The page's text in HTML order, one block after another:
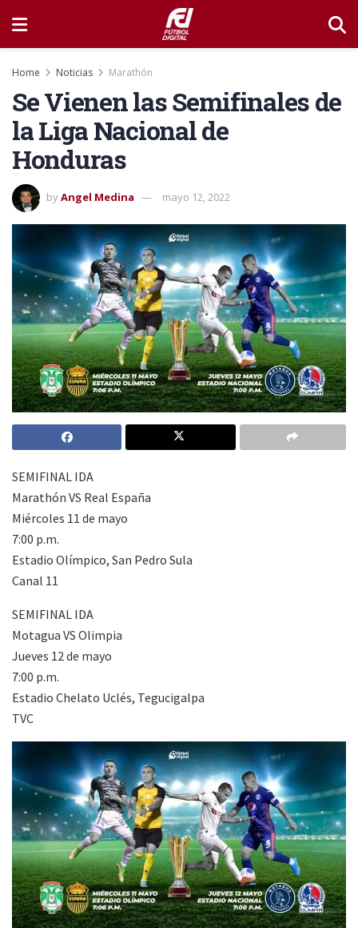
Home Noticias Marathón
Se Vienen las Semifinales de
la Liga Nacional de
Honduras
byAngel Medina mayo 12, 2022
SEMIFINAL IDA
Marathón VS Real España
Miércoles 11 de mayo
7:00 p.m.
Estadio Olímpico, San Pedro Sula
Canal 11
SEMIFINAL IDA
Motagua VS Olimpia
Jueves 12 de mayo
7:00 p.m.
Estadio Chelato Uclés, Tegucigalpa
TVC